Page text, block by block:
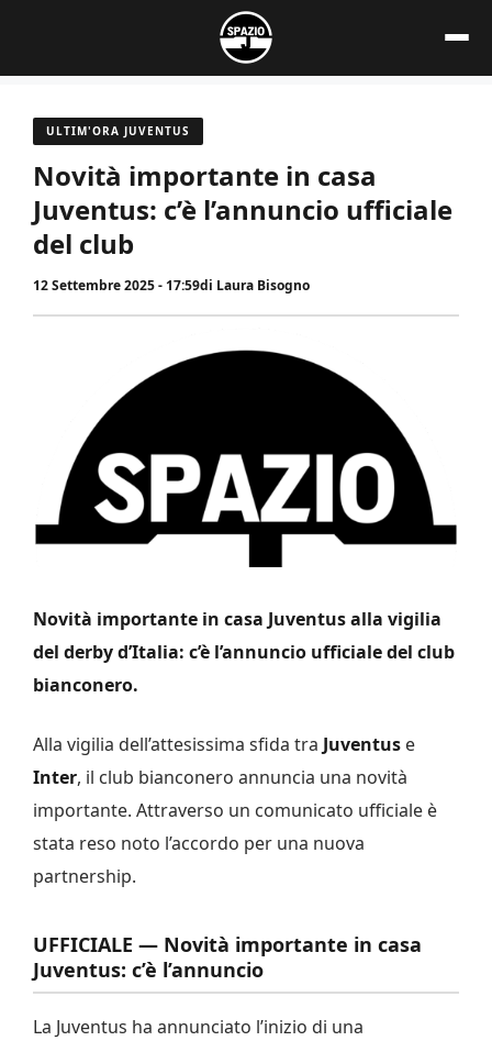
contenuto
ULTIM'ORA JUVENTUS
Novità importante in casa
Juventus: c’è l’annuncio ufficiale
del club
12 Settembre 2025 - 17:59di Laura Bisogno
Novità importante in casa Juventus alla vigilia
del derby d’Italia: c’è l’annuncio ufficiale del club
bianconero.
Alla vigilia dell’attesissima sfida tra Juventus e
Inter, il club bianconero annuncia una novità
importante. Attraverso un comunicato ufficiale è
stata reso noto l’accordo per una nuova
partnership.
UFFICIALE — Novità importante in casa
Juventus: c’è l’annuncio
La Juventus ha annunciato l’inizio di una